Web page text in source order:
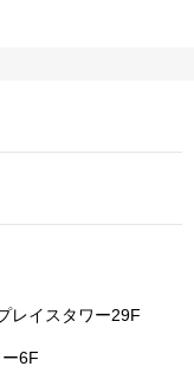
レイスタワー29F
6F